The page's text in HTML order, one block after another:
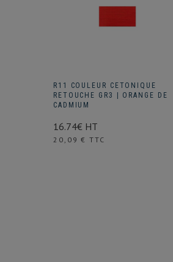
R11 COULEUR CETONIQUE
RETOUCHE GR3 | ORANGE DE
CADMIUM
16.74€ HT
Prix
20,09 € TTC